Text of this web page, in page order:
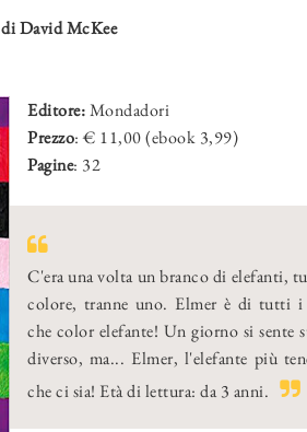
di David McKee
Editore:Mondadori
Prezzo: € 11,00 (ebook 3,99)
Pagine: 32
C'era una volta un branco di elefanti,
colore, tranne uno. Elmer è di tutti
che color elefante! Un giorno si sente
diverso, ma... Elmer, l'elefante più
che ci sia! Età di lettura: da 3 anni.